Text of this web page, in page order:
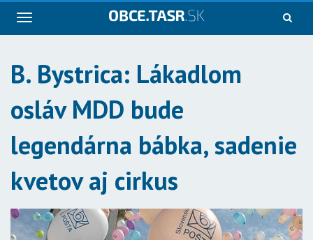
Navigácia
B. Bystrica: Lákadlom
osláv MDD bude
legendárna bábka, sadenie
kvetov aj cirkus